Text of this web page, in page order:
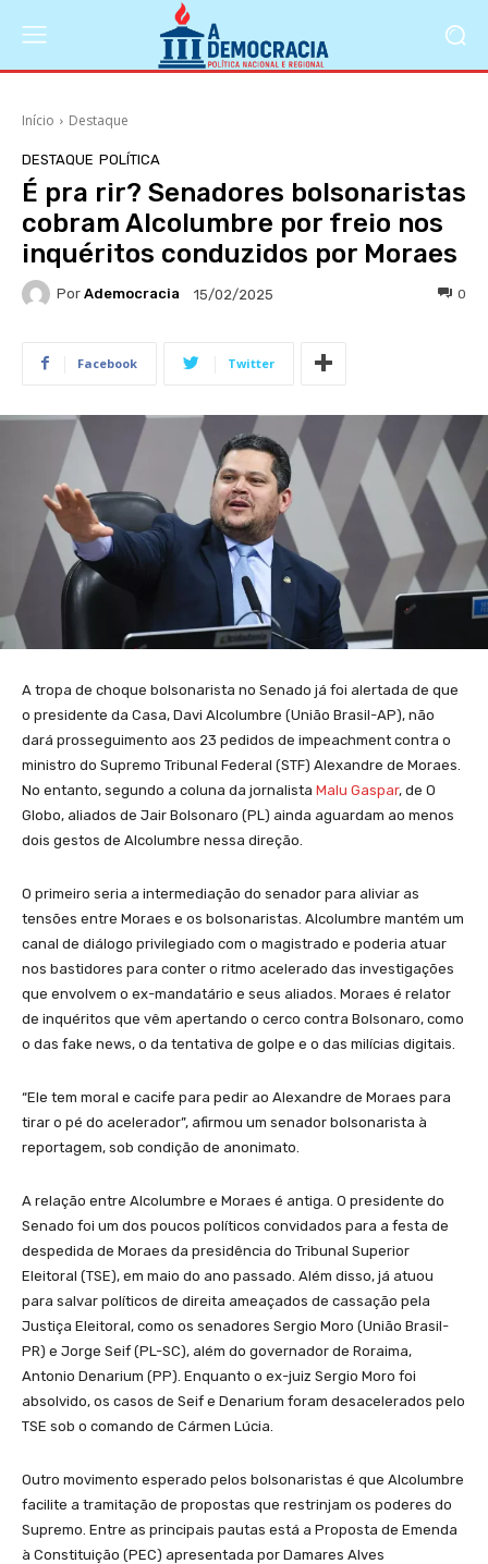
Início Destaque
DESTAQUE POLÍTICA
É pra rir? Senadores bolsonaristas
cobram Alcolumbre por freio nos
inquéritos conduzidos por Moraes
Por Ademocracia 15/02/2025 0
Facebook Twitter
A tropa de choque bolsonarista no Senado já foi alertada de que
o presidente da Casa, Davi Alcolumbre (União Brasil-AP), não
dará prosseguimento aos 23 pedidos de impeachment contra o
ministro do Supremo Tribunal Federal (STF) Alexandre de Moraes.
No entanto, segundo a coluna da jornalista Malu Gaspar, de O
Globo, aliados de Jair Bolsonaro (PL) ainda aguardam ao menos
dois gestos de Alcolumbre nessa direção.
O primeiro seria a intermediação do senador para aliviar as
tensões entre Moraes e os bolsonaristas. Alcolumbre mantém um
canal de diálogo privilegiado com o magistrado e poderia atuar
nos bastidores para conter o ritmo acelerado das investigações
que envolvem o ex-mandatário e seus aliados. Moraes é relator
de inquéritos que vêm apertando o cerco contra Bolsonaro, como
o das fake news, o da tentativa de golpe e o das milícias digitais.
“Ele tem moral e cacife para pedir ao Alexandre de Moraes para
tirar o pé do acelerador”, afirmou um senador bolsonarista à
reportagem, sob condição de anonimato.
A relação entre Alcolumbre e Moraes é antiga. O presidente do
Senado foi um dos poucos políticos convidados para a festa de
despedida de Moraes da presidência do Tribunal Superior
Eleitoral (TSE), em maio do ano passado. Além disso, já atuou
para salvar políticos de direita ameaçados de cassação pela
Justiça Eleitoral, como os senadores Sergio Moro (União Brasil-
PR) e Jorge Seif (PL-SC), além do governador de Roraima,
Antonio Denarium (PP). Enquanto o ex-juiz Sergio Moro foi
absolvido, os casos de Seif e Denarium foram desacelerados pelo
TSE sob o comando de Cármen Lúcia.
Outro movimento esperado pelos bolsonaristas é que Alcolumbre
facilite a tramitação de propostas que restrinjam os poderes do
Supremo. Entre as principais pautas está a Proposta de Emenda
à Constituição (PEC) apresentada por Damares Alves